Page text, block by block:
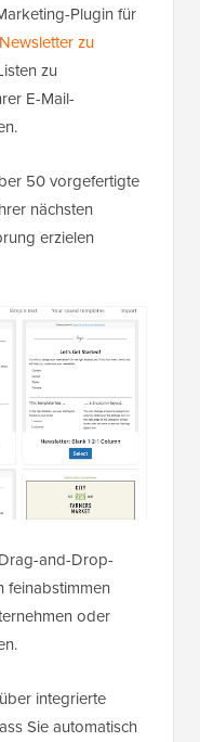
Plugin für
Newsletter zu
zu
E-Mail-
50 vorgefertigte
nächsten
erzielen
and-Drop-
feinabstimmen
oder
integrierte
Sie automatisch